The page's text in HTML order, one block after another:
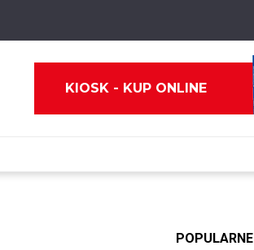
KIOSK - KUP ONLINE
POPULARNE